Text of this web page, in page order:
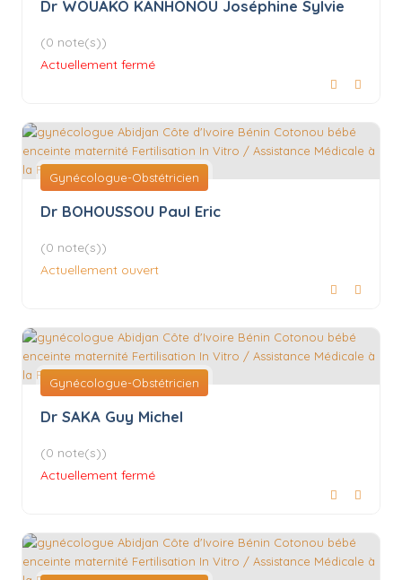
Dr WOUAKO KANHONOU Joséphine Sylvie
(0 note(s))
Actuellement fermé
Gynécologue-Obstétricien
Dr BOHOUSSOU Paul Eric
(0 note(s))
Actuellement ouvert
Gynécologue-Obstétricien
Dr SAKA Guy Michel
(0 note(s))
Actuellement fermé